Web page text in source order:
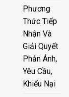
Phương
Thức Tiếp
Nhận Và
Giải Quyết
Phản Ánh,
Yêu Cầu,
Khiếu Nại